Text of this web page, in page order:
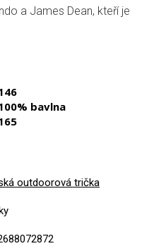
a James Dean, kteří je
bavlna
outdoorová trička